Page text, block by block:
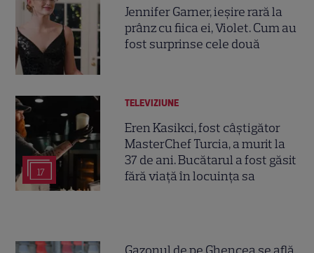
Jennifer Garner, ieșire rară la
prânz cu fiica ei, Violet. Cum au
fost surprinse cele două
17
TELEVIZIUNE
Eren Kasikci, fost câștigător
MasterChef Turcia, a murit la
37 de ani. Bucătarul a fost găsit
fără viață în locuința sa